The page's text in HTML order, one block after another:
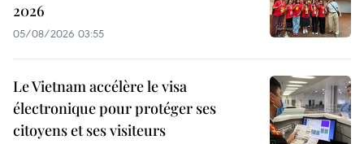
2026
05/08/2026 03:55
Le Vietnam accélère le visa
électronique pour protéger ses
citoyens et ses visiteurs